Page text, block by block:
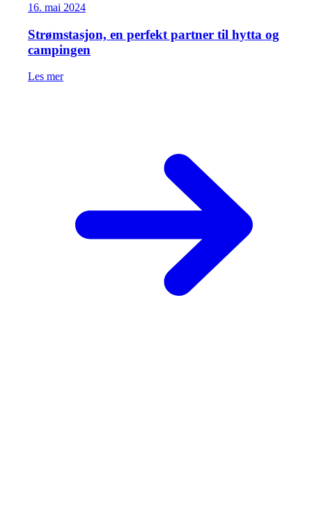
16. mai 2024
Strømstasjon, en perfekt partner til hytta og
campingen
Les mer